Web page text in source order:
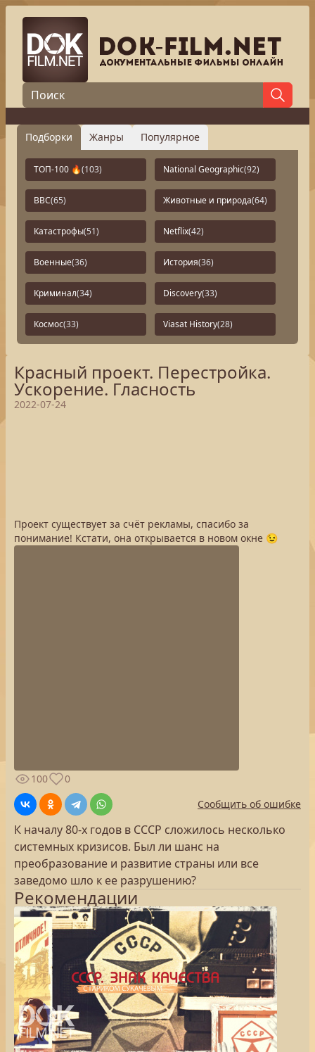
Подборки Жанры Популярное
ТОП-100 🔥(103) National Geographic(92)
BBC(65) Животные и природа(64)
Катастрофы(51) Netflix(42)
Военные(36) История(36)
Криминал(34) Discovery(33)
Космос(33) Viasat History(28)
Красный проект. Перестройка.
Ускорение. Гласность
2022-07-24
Проект существует за счёт рекламы, спасибо за
понимание! Кстати, она открывается в новом окне 😉
100
0
Сообщить об ошибке
К началу 80-х годов в СССР сложилось несколько
системных кризисов. Был ли шанс на
преобразование и развитие страны или все
заведомо шло к ее разрушению?
Рекомендации